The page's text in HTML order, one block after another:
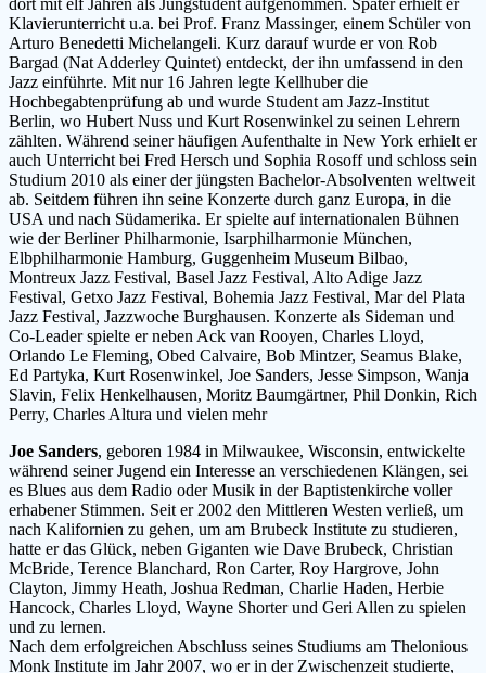
Klavierunterricht u.a. bei Prof. Franz Massinger, einem Schüler von
Arturo Benedetti Michelangeli. Kurz darauf wurde er von Rob
Bargad (Nat Adderley Quintet) entdeckt, der ihn umfassend in den
Jazz einführte. Mit nur 16 Jahren legte Kellhuber die
Hochbegabtenprüfung ab und wurde Student am Jazz-Institut
Berlin, wo Hubert Nuss und Kurt Rosenwinkel zu seinen Lehrern
zählten. Während seiner häufigen Aufenthalte in New York erhielt er
auch Unterricht bei Fred Hersch und Sophia Rosoff und schloss sein
Studium 2010 als einer der jüngsten Bachelor-Absolventen weltweit
ab. Seitdem führen ihn seine Konzerte durch ganz Europa, in die
USA und nach Südamerika. Er spielte auf internationalen Bühnen
wie der Berliner Philharmonie, Isarphilharmonie München,
Elbphilharmonie Hamburg, Guggenheim Museum Bilbao,
Montreux Jazz Festival, Basel Jazz Festival, Alto Adige Jazz
Festival, Getxo Jazz Festival, Bohemia Jazz Festival, Mar del Plata
Jazz Festival, Jazzwoche Burghausen. Konzerte als Sideman und
Co-Leader spielte er neben Ack van Rooyen, Charles Lloyd,
Orlando Le Fleming, Obed Calvaire, Bob Mintzer, Seamus Blake,
Ed Partyka, Kurt Rosenwinkel, Joe Sanders, Jesse Simpson, Wanja
Slavin, Felix Henkelhausen, Moritz Baumgärtner, Phil Donkin, Rich
Perry, Charles Altura und vielen mehr
Joe Sanders, geboren 1984 in Milwaukee, Wisconsin, entwickelte
während seiner Jugend ein Interesse an verschiedenen Klängen, sei
es Blues aus dem Radio oder Musik in der Baptistenkirche voller
erhabener Stimmen. Seit er 2002 den Mittleren Westen verließ, um
nach Kalifornien zu gehen, um am Brubeck Institute zu studieren,
hatte er das Glück, neben Giganten wie Dave Brubeck, Christian
McBride, Terence Blanchard, Ron Carter, Roy Hargrove, John
Clayton, Jimmy Heath, Joshua Redman, Charlie Haden, Herbie
Hancock, Charles Lloyd, Wayne Shorter und Geri Allen zu spielen
und zu lernen.
Nach dem erfolgreichen Abschluss seines Studiums am Thelonious
Monk Institute im Jahr 2007, wo er in der Zwischenzeit studierte,